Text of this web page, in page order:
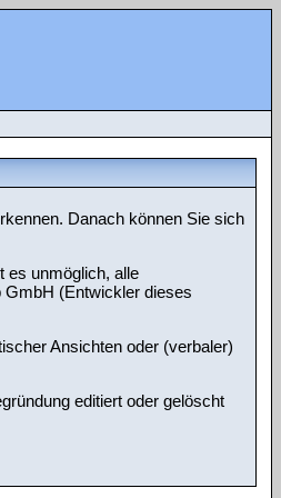
Danach können Sie sich
es unmöglich, alle
GmbH (Entwickler dieses
Ansichten oder (verbaler)
editiert oder gelöscht